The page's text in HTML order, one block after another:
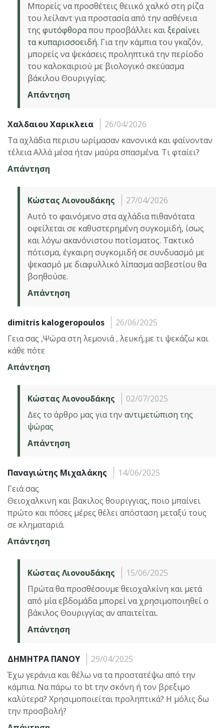
Μπορείς να προσθέτεις θειικό χαλκό στη ρίζα
του λείλαντ για προστασία από την ασθένεια
της φυτόφθοραπου προσβάλλει καιξεραίνει
τα κυπαρισσοειδή. Για την κάμπια του γκαζόν,
μπορείς να ψεκάσεις προληπτικά την περίοδο
του καλοκαιριού με βιολογικό σκεύασμα
βάκιλου Θουριγγίας.
Απάντηση
Χαλδαιου Χαρικλεια
26/04/2026
Τα αχλάδια περισυ ωρίμασαν κανονικά και φαίνονταν
τέλεια Αλλά μέσα ήταν μαύρα σπασμένα. Τι φταίει?
Απάντηση
Κώστας Λιονουδάκης
27/04/2026
Αυτό το φαινόμενο στα αχλάδια πιθανότατα
οφείλεται σε καθυστερημένη συγκομιδή, ίσως
και λόγω ακανόνιστου ποτίσματος. Τακτικό
πότισμα, έγκαιρη συγκομιδή σε συνδυασμό με
ψεκασμό με διαφυλλικό λίπασμα ασβεστίου θα
βοηθούσε.
Απάντηση
dimitris kalogeropoulos
26/06/2025
Γεια σας ,Ψώρα στη λεμονιά , λευκή,με τι ψεκάζω και
κάθε πότε
Απάντηση
Κώστας Λιονουδάκης
02/07/2025
Δες το άρθρο μας για την αντιμετώπιση της
ψώρας
Απάντηση
Παναγιώτης Μιχαλάκης
14/06/2025
Γειά σας
Θειοχαλκινη και βακιλος θουριγγιας, ποιο μπαίνει
πρώτο και πόσες μέρες θέλει απόσταση μεταξύ τους
σε κληματαριά.
Απάντηση
Κώστας Λιονουδάκης
15/06/2025
Πρώτα θα προσθέσουμε θειοχαλκίνη και μετά
από μία εβδομάδα μπορεί να χρησιμοποιηθεί ο
βάκιλος Θουριγγίας αν απαιτείται.
Απάντηση
ΔΗΜΗΤΡΑ ΠΑΝΟΥ
29/04/2025
Έχω γεράνια και θέλω να τα προστατέψω από την
κάμπια. Να πάρω το bt την σκόνη ή τον βρεξιμο
καλύτερα? Χρησιμοποιείται προληπτικά? Η μόλις δω
την προσβολή?